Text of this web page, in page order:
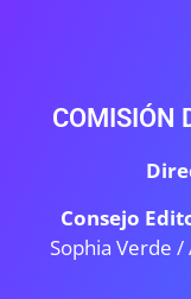
COMISIÓN
Consejo
Sophia Verde /